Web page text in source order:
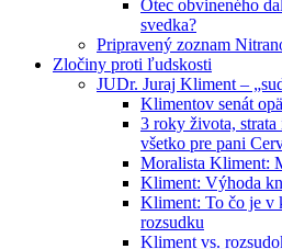
Otec obvineného
svedka?
Pripravený zoznam
Zločiny proti ľudskosti
JUDr. Juraj Kliment –
Klimentov senát
3 roky života,
všetko pre pani
Moralista Kliment:
Kliment: Výhoda
Kliment: To čo je v
rozsudku
Kliment vs.